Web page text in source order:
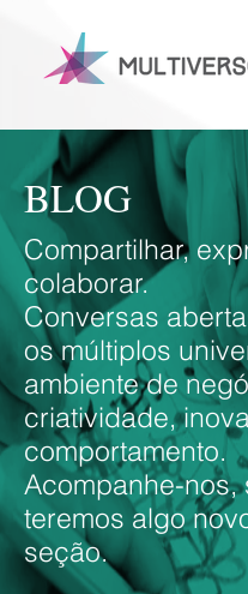
BLOG
Compartilhar,
colaborar.
Conversas
os múltiplos
ambiente de
criatividade,
comportamento.
Acompanhe-nos,
teremos algo
seção.